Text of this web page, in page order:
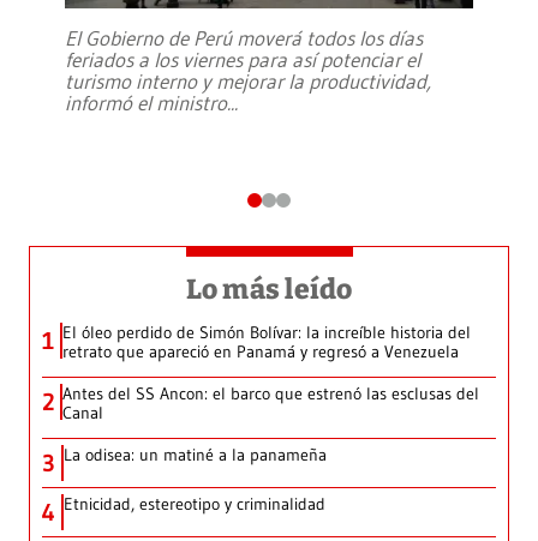
El Gobierno de Perú moverá todos los días
feriados a los viernes para así potenciar el
turismo interno y mejorar la productividad,
informó el ministro...
Lo más leído
1 El óleo perdido de Simón Bolívar: la increíble historia del
retrato que apareció en Panamá y regresó a Venezuela
2 Antes del SS Ancon: el barco que estrenó las esclusas del
Canal
3 La odisea: un matiné a la panameña
4 Etnicidad, estereotipo y criminalidad